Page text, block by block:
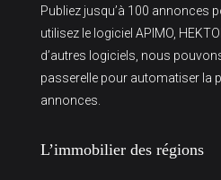
Publiez jusqu’à 100 annonces
utilisez le logiciel APIMO,
d’autres logiciels, nous
passerelle pour automatiser la
annonces.
L’immobilier des régions